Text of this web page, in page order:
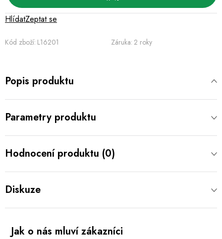
Kód zboží: L16201 Záruka: 2 roky
Zeptat se
Hlídat
Popis produktu
Parametry produktu
Hodnocení produktu (0)
Diskuze